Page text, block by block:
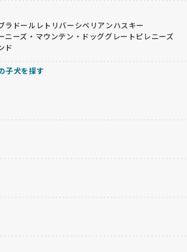
ラドールレトリバーシベリアンハスキー
ニーズ・マウンテン・ドッググレートピレニーズ
ド
子犬を探す